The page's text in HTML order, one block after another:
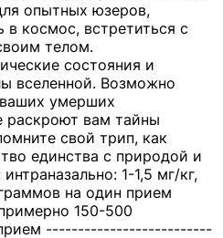
опытных юзеров,
космос, встретиться с
телом.
состояния и
вселенной. Возможно
умерших
раскроют вам тайны
свой трип, как
единства с природой и
1-1,5 мг/кг,
на один прием
150-500
прием --------------------------